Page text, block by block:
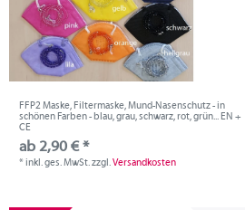
FFP2 Maske, Filtermaske, Mund-Nasenschutz - in
schönen Farben - blau, grau, schwarz, rot, grün... EN +
CE
ab 2,90 € *
*inkl. ges. MwSt.zzgl.Versandkosten